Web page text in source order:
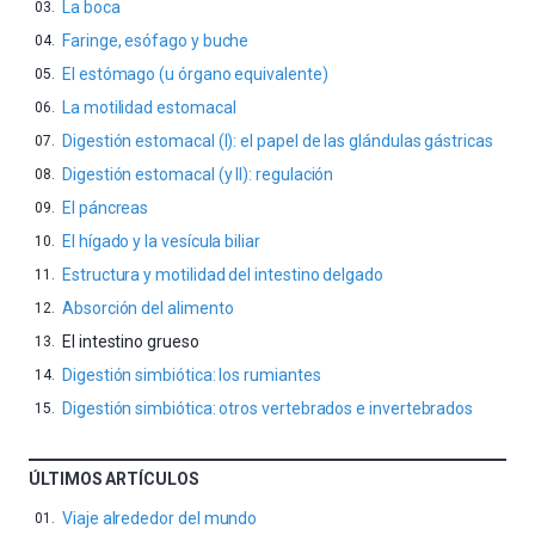
La boca
Faringe, esófago y buche
El estómago (u órgano equivalente)
La motilidad estomacal
Digestión estomacal (I): el papel de las glándulas gástricas
Digestión estomacal (y II): regulación
El páncreas
El hígado y la vesícula biliar
Estructura y motilidad del intestino delgado
Absorción del alimento
El intestino grueso
Digestión simbiótica: los rumiantes
Digestión simbiótica: otros vertebrados e invertebrados
ÚLTIMOS ARTÍCULOS
Viaje alrededor del mundo